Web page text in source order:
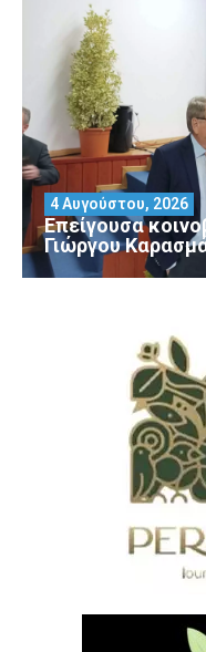
Επείγουσα
Γιώργου
4 Αυγούστου, 2026